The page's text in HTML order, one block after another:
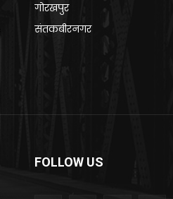
गोरखपुर
संतकबीरनगर
FOLLOW US